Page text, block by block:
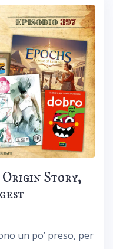
Origin Story,
un po’ preso, per